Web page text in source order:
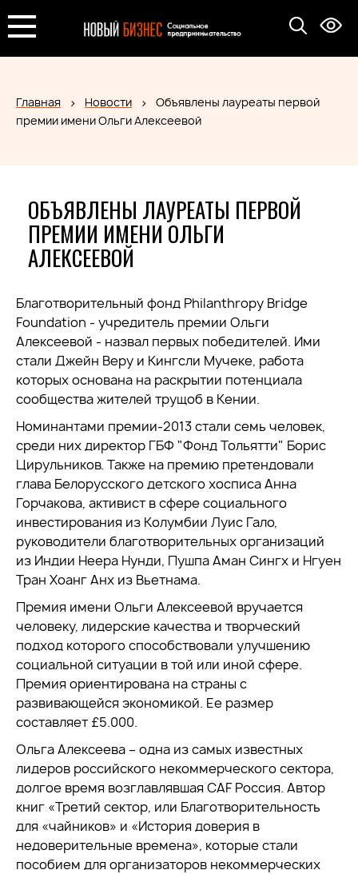
Главная Новости
Объявлены лауреаты первой
премии имени Ольги Алексеевой
ОБЪЯВЛЕНЫ ЛАУРЕАТЫ ПЕРВОЙ
ПРЕМИИ ИМЕНИ ОЛЬГИ
АЛЕКСЕЕВОЙ
Благотворительный фонд Philanthropy Bridge
Foundation - учредитель премии Ольги
Алексеевой - назвал первых победителей. Ими
стали Джейн Веру и Кингсли Мучеке, работа
которых основана на раскрытии потенциала
сообщества жителей трущоб в Кении.
Номинантами премии-2013 стали семь человек,
среди них директор ГБФ "Фонд Тольятти" Борис
Цирульников. Также на премию претендовали
глава Белорусского детского хосписа Анна
Горчакова, активист в сфере социального
инвестирования из Колумбии Луис Гало,
руководители благотворительных организаций
из Индии Неера Нунди, Пушпа Аман Сингх и Нгуен
Тран Хоанг Анх из Вьетнама.
Премия имени Ольги Алексеевой вручается
человеку, лидерские качества и творческий
подход которого способствовали улучшению
социальной ситуации в той или иной сфере.
Премия ориентирована на страны с
развивающейся экономикой. Ее размер
составляет £5.000.
Ольга Алексеева – одна из самых известных
лидеров российского некоммерческого сектора,
долгое время возглавлявшая CAF Россия. Автор
книг «Третий сектор, или Благотворительность
для «чайников» и «История доверия в
недоверительные времена», которые стали
пособием для организаторов некоммерческих